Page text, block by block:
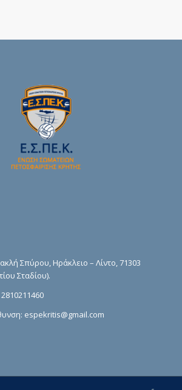
Σπύρου, Ηράκλειο – Λίντο, 71303
Σταδίου).
2810211460
espekritis@gmail.com